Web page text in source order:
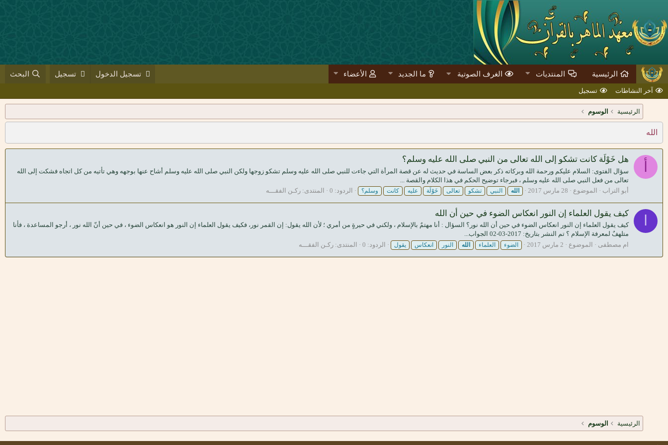
الرئيسية المنتديات الغرف الصوتية ما الجديد الأعضاء تسجيل الدخول تسجيل البحث
آخر النشاطات تسجيل
الرئيسية الوسوم
الله
هل خَوْلَة كانت تشكو إلى الله تعالى من النبي صلى الله عليه وسلم؟
سؤال الفتوى: السلام عليكم ورحمة الله وبركاته ذكر بعض الساسة في حديث له عن قصة المرأة التي جاءت للنبي صلى الله عليه وسلم تشكو زوجها ولكن النبي صلى الله عليه وسلم أشاح عنها بوجهه وهي تأتيه من كل اتجاه فشكت إلى الله
تعالى من فعل النبي صلى الله عليه وسلم ، فبرجاء توضيح الحكم في هذا الكلام والقصة ...
أبو التراب
الموضوع 28 مارس 2017 الله النبي تشكو تعالى خَوْلَة عليه كانت وسلم؟ الردود: 0 المنتدى: ركـن الفقـــه
كيف يقول العلماء إن النور انعكاس الضوء في حين أن الله
كيف يقول العلماء إن النور انعكاس الضوء في حين أن الله نور؟ السؤال : أنا مهتمٌ بالإسلام ، ولكني في حيرةٍ من أمري ؛ لأن الله يقول: إن القمر نور، فكيف يقول العلماء إن النور هو انعكاس الضوء ، في حين أنّ الله نور ، أرجو المساعدة ، فأنا
متلهفٌ لمعرفة الإسلام ؟ تم النشر بتاريخ: 2017-03-02 الجواب...
ام مصطفى
الموضوع 2 مارس 2017 الضوء العلماء الله النور انعكاس يقول الردود: 0 المنتدى: ركـن الفقـــه
الرئيسية الوسوم